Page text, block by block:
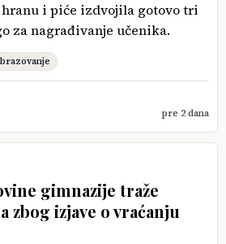
hranu i piće izdvojila gotovo tri
za nagrađivanje učenika.
pre 2 dana
gimnazije traže
zbog izjave o vraćanju